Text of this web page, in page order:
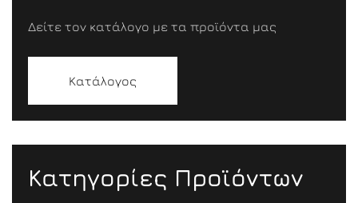
Δείτε τον κατάλογο με τα προϊόντα μας
Κατάλογος
Κατηγορίες Προϊόντων